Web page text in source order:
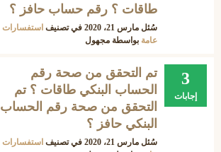
طاقات ؟ رقم حساب حافز ؟
سُئل مارس 21، 2020 في تصنيف استفسارات
عامة بواسطة مجهول
3
إجابات
تم التحقق من صحة رقم
الحساب البنكي طاقات ؟ تم
التحقق من صحة رقم الحساب
البنكي حافز ؟
سُئل مارس 21، 2020 في تصنيف استفسارات